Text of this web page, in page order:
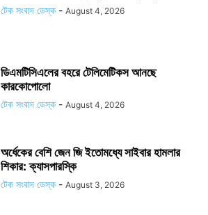
টেক সংবাদ ডেস্ক - August 4, 2026
ডিএমটিসিএলের বহরে টেলিমেটিকস আনছে
কারকোপোলো
টেক সংবাদ ডেস্ক - August 4, 2026
অর্ধেকের বেশি জেন জি ইতোমধ্যে সাইবার হামলার
শিকার: ক্যাসপারস্কি
টেক সংবাদ ডেস্ক - August 3, 2026